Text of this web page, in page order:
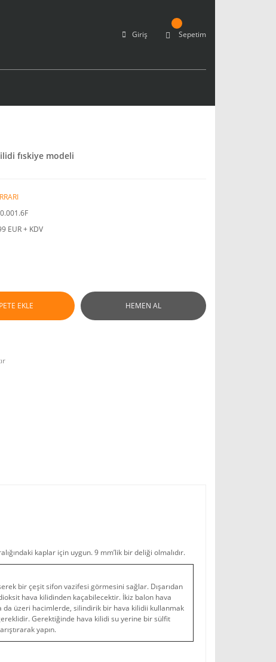
Giriş Sepetim
fıskiye modeli
EUR + KDV
EKLE HEMEN AL
kaplar için uygun. 9 mm’lik bir deliği olmalıdır.
bir çeşit sifon vazifesi görmesini sağlar. Dışarıdan
hava kilidinden kaçabilecektir. İkiz balon hava
da üzeri hacimlerde, silindirik bir hava kilidii kullanmak
Gerektiğinde hava kilidi su yerine bir sülfit
yapın.